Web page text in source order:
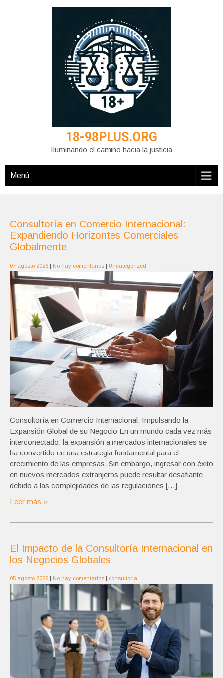
18-98PLUS.ORG
Iluminando el camino hacia la justicia
Menú
Consultoría en Comercio Internacional:
Expandiendo Horizontes Comerciales
Globalmente
07 agosto 2026 | No hay comentarios | Uncategorized
Consultoría en Comercio Internacional: Impulsando la
Expansión Global de su Negocio En un mundo cada vez más
interconectado, la expansión a mercados internacionales se
ha convertido en una estrategia fundamental para el
crecimiento de las empresas. Sin embargo, ingresar con éxito
en nuevos mercados extranjeros puede resultar desafiante
debido a las complejidades de las regulaciones […]
Leer más »
El Impacto de la Consultoría Internacional en
los Negocios Globales
05 agosto 2026 | No hay comentarios | consultoria